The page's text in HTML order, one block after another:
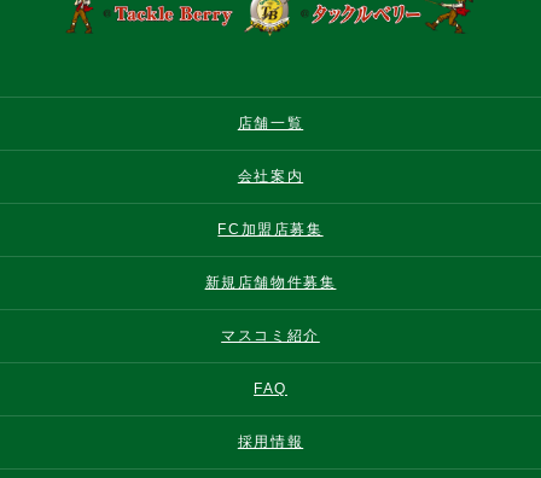
店舗一覧
会社案内
FC加盟店募集
新規店舗物件募集
マスコミ紹介
FAQ
採用情報